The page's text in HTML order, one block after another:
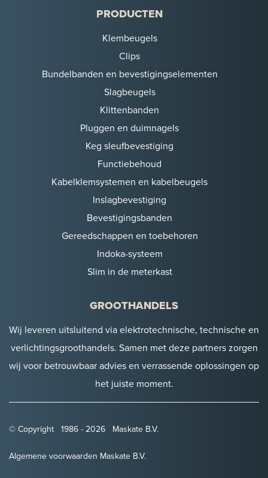
PRODUCTEN
Klembeugels
Clips
Bundelbanden en bevestigingselementen
Slagbeugels
Klittenbanden
Pluggen en duimnagels
Keg sleufbevestiging
Functiebehoud
Kabelklemsystemen en kabelbeugels
Inslagbevestiging
Bevestigingsbanden
Gereedschappen en toebehoren
Indoka-systeem
Slim in de meterkast
GROOTHANDELS
Wij leveren uitsluitend via elektrotechnische, technische en
verlichtingsgroothandels. Samen met deze partners zorgen
wij voor betrouwbaar advies en verrassende oplossingen op
het juiste moment.
© Copyright 1986 - 2026 Maskate B.V.
Algemene voorwaarden Maskate B.V.